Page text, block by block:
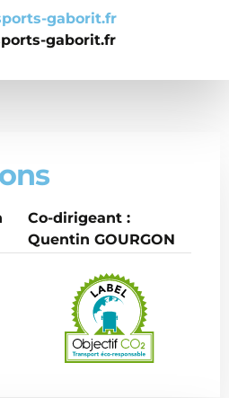
gaborit.fr
gaborit.fr
Co-dirigeant :
Quentin GOURGON